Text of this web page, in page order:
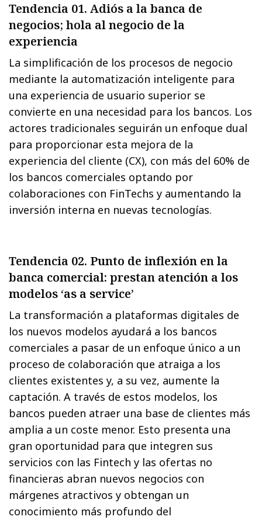
Tendencia 01. Adiós a la banca de
negocios; hola al negocio de la
experiencia
La simplificación de los procesos de negocio
mediante la automatización inteligente para
una experiencia de usuario superior se
convierte en una necesidad para los bancos. Los
actores tradicionales seguirán un enfoque dual
para proporcionar esta mejora de la
experiencia del cliente (CX), con más del 60% de
los bancos comerciales optando por
colaboraciones con FinTechs y aumentando la
inversión interna en nuevas tecnologías.
Tendencia 02. Punto de inflexión en la
banca comercial: prestan atención a los
modelos ‘as a service’
La transformación a plataformas digitales de
los nuevos modelos ayudará a los bancos
comerciales a pasar de un enfoque único a un
proceso de colaboración que atraiga a los
clientes existentes y, a su vez, aumente la
captación. A través de estos modelos, los
bancos pueden atraer una base de clientes más
amplia a un coste menor. Esto presenta una
gran oportunidad para que integren sus
servicios con las Fintech y las ofertas no
financieras abran nuevos negocios con
márgenes atractivos y obtengan un
conocimiento más profundo del